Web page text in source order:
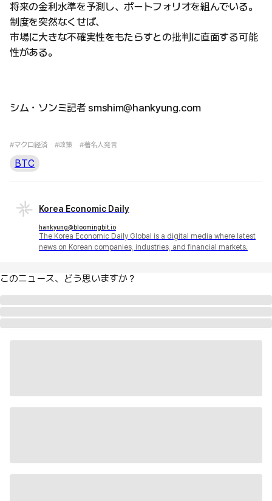
将来の金利水準を予測し、ポートフォリオを組んでいる。
制度を突然なくせば、
市場に大きな不確実性をもたらすとの批判に直面する可能
性がある。
シム・ソンミ記者 smshim@hankyung.com
#マクロ経済 #政策 #著名人発言
BTC
Korea Economic Daily
hankyung@bloomingbit.io
The Korea Economic Daily Global is a digital media where latest
news on Korean companies, industries, and financial markets.
このニュース、どう思いますか？